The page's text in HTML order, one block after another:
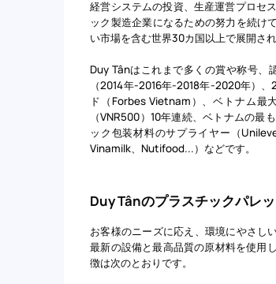
経営システムの投資、生産運営プロセ
ック製造企業になるための努力を続け
い市場を含む世界30カ国以上で展開され
Duy Tânはこれまで多くの賞や称号、
（2014年-2016年-2018年-2020年）
ド（Forbes Vietnam）、ベトナム最
（VNR500）10年連続、ベトナムの
ック包装材料のサプライヤー（
Vinamilk、Nutifood...）などです。
Duy Tânのプラスチックパレ
お客様のニーズに応え、環境にやさし
最新の設備と最高品質の原材料を使用
徴は次のとおりです。